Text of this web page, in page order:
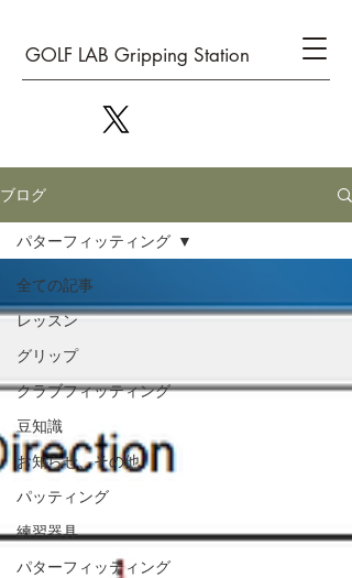
GOLF LAB Gripping Station
ブログ
全ての記事
レッスン
グリップ
クラブフィッティング
豆知識
お知らせ、その他
パッティング
練習器具
パターフィッティング
パターフィッティング